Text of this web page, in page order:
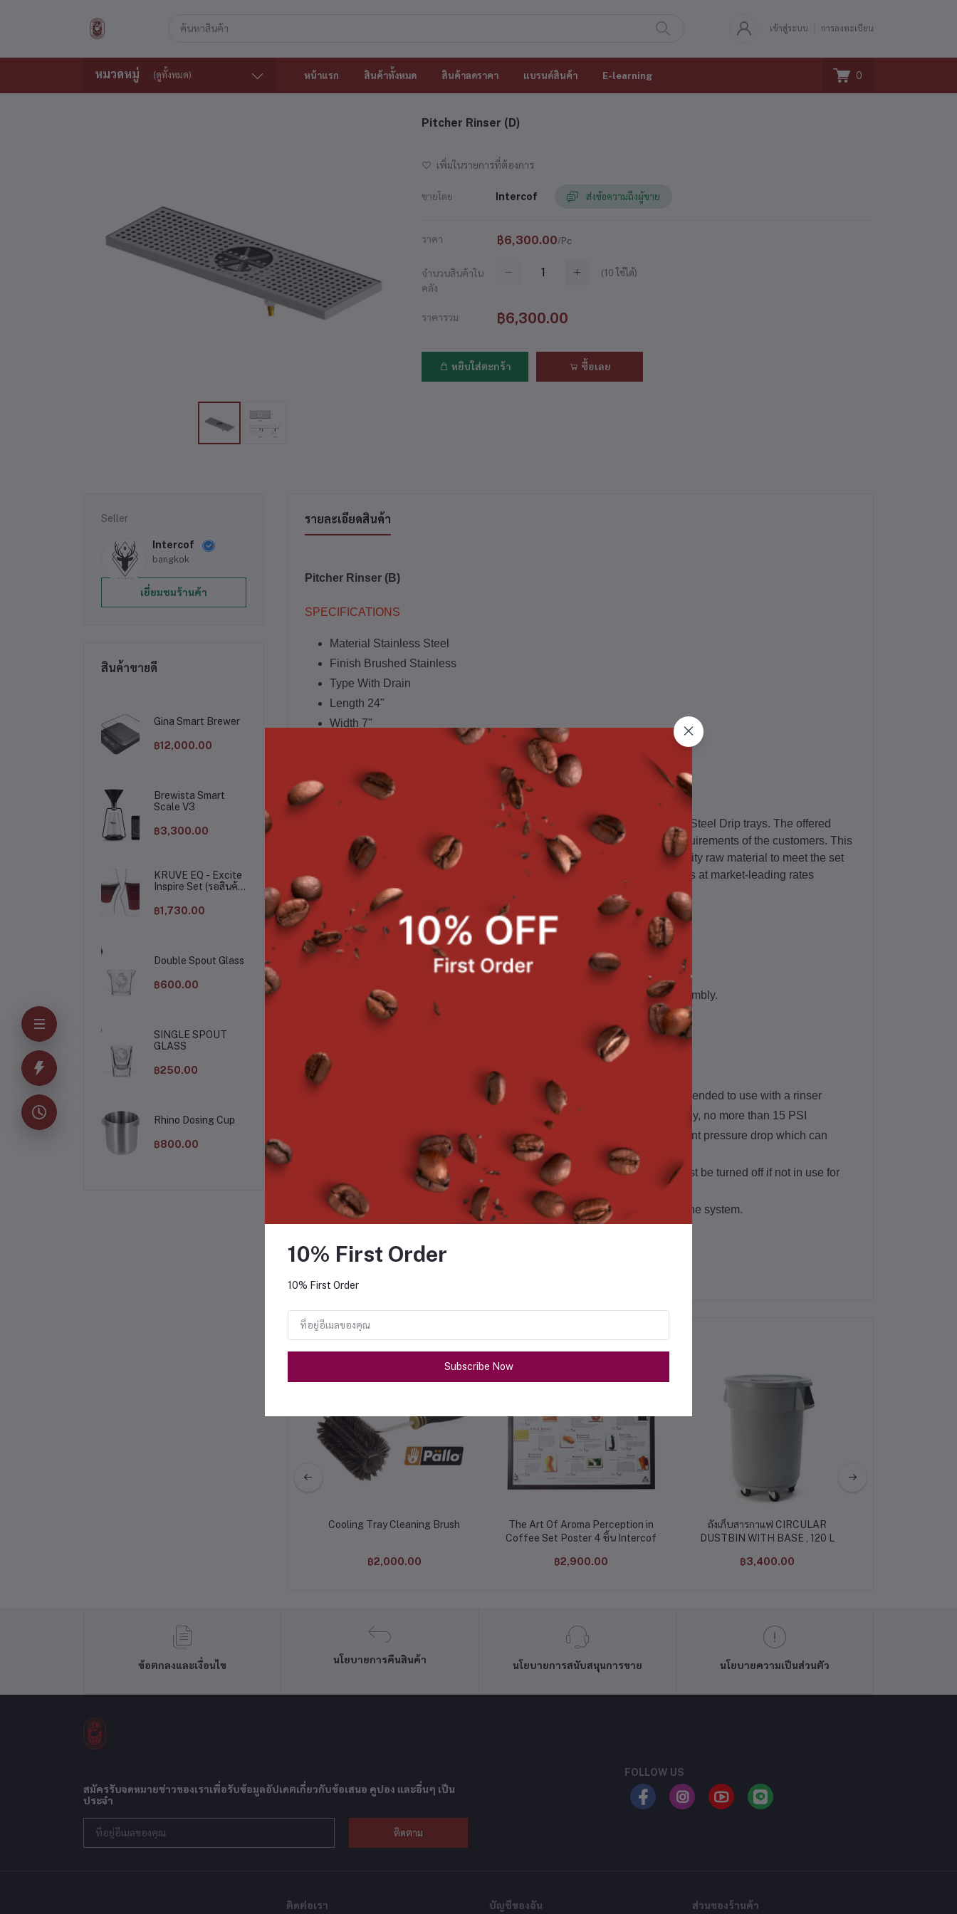
เข้าสู่ระบบ การลงทะเบียน
หมวดหมู่ (ดูทั้งหมด) หน้าแรก สินค้าทั้งหมด สินค้าลดราคา แบรนด์สินค้า E-learning 0
Pitcher Rinser (D)
เพิ่มในรายการที่ต้องการ
ขายโดย Intercof ส่งข้อความถึงผู้ขาย
ราคา ฿6,300.00/Pc
จำนวนสินค้าใน
คลัง
(10 ใช้ได้)
ราคารวม ฿6,300.00
หยิบใส่ตะกร้า ซื้อเลย
Seller
Intercof
bangkok
เยี่ยมชมร้านค้า
สินค้าขายดี
Gina Smart Brewer
฿12,000.00
Brewista Smart
Scale V3
฿3,300.00
KRUVE EQ - Excite
Inspire Set (รอสินค้า
฿1,730.00
Double Spout Glass
฿600.00
SINGLE SPOUT
GLASS
฿250.00
Rhino Dosing Cup
฿800.00
รายละเอียดสินค้า
Pitcher Rinser (B)
SPECIFICATIONS
Material Stainless Steel
Finish Brushed Stainless
Type With Drain
Length 24"
Width 7"
DESCRIPTION :
We are a prominent manufacturer and supplier of high-quality Stainless Steel Drip trays. The offered
product is available in assorted specifications, which fit the assorted requirements of the customers. This
product is perfectly designed and manufactured employing the best quality raw material to meet the set
industry parameters. Besides, customers can avail of this product from us at market-leading rates
FEATURES :
The Drain Tray has an improved design which ensures easy drainage.
COMPONENT INCLUDES:-
C029 - 1/2″ BSP Connector With 3/8″OD X 5 Feet Hose – PP Pipe Assembly.
INSTALLATION INSTRUCTIONS:-
Rinser Water Inlet Installation Instructions
Always check with local plumbing codes before installation
For Use with Regular or cold water supply only, Hot water is not recommended to use with a rinser
Install an in-line water regulator set at 15 PSI from the public water supply, no more than 15 PSI
Install an in-line one-way check valve on the water supply this will prevent pressure drop which can
Install in-line shut-off for the rinser system from the water supply, this must be turned off if not in use for
extended periods such as off days or nighttime!
Install a shut-off for the water supply if the line is not hard-plumbed into the system.
สินค้าที่ซื้อบ่อย
Cooling Tray Cleaning Brush
฿2,000.00
The Art Of Aroma Perception in
Coffee Set Poster 4 ชิ้น Intercof
฿2,900.00
ถังเก็บสารกาแฟ CIRCULAR
DUSTBIN WITH BASE , 120 L
฿3,400.00
ข้อตกลงและเงื่อนไข
นโยบายการคืนสินค้า
นโยบายการสนับสนุนการขาย นโยบายความเป็นส่วนตัว
สมัครรับจดหมายข่าวของเราเพื่อรับข้อมูลอัปเดตเกี่ยวกับข้อเสนอ คูปอง และอื่นๆ เป็น
ประจำ
ติดตาม
FOLLOW US
ติดต่อเรา บัญชีของฉัน ส่วนของร้านค้า
10% First Order
10% First Order
Subscribe Now